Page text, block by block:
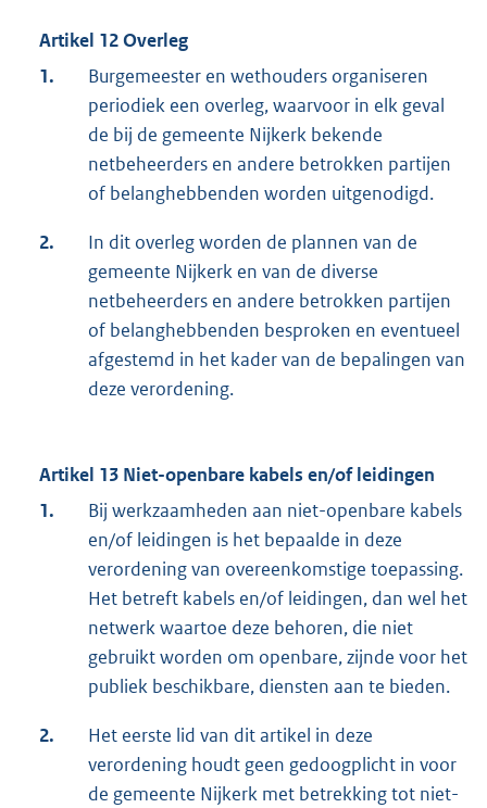
Artikel 12 Overleg
1.
Burgemeester en wethouders organiseren
periodiek een overleg, waarvoor in elk geval
de bij de gemeente Nijkerk bekende
netbeheerders en andere betrokken partijen
of belanghebbenden worden uitgenodigd.
2.
In dit overleg worden de plannen van de
gemeente Nijkerk en van de diverse
netbeheerders en andere betrokken partijen
of belanghebbenden besproken en eventueel
afgestemd in het kader van de bepalingen van
deze verordening.
Artikel 13 Niet-openbare kabels en/of leidingen
1.
Bij werkzaamheden aan niet-openbare kabels
en/of leidingen is het bepaalde in deze
verordening van overeenkomstige toepassing.
Het betreft kabels en/of leidingen, dan wel het
netwerk waartoe deze behoren, die niet
gebruikt worden om openbare, zijnde voor het
publiek beschikbare, diensten aan te bieden.
2.
Het eerste lid van dit artikel in deze
verordening houdt geen gedoogplicht in voor
de gemeente Nijkerk met betrekking tot niet-